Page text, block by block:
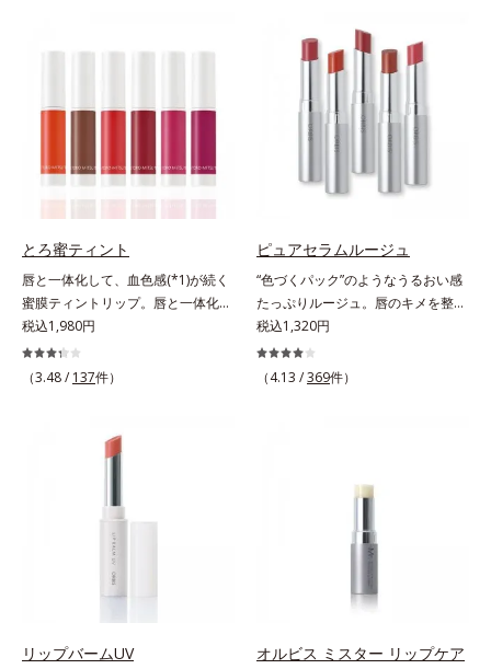
とろ蜜ティント
唇と一体化して、血色感(*1)が続く
蜜膜ティントリップ。唇と一体化し
て色落ちしにくいティント処方とう
るおいを両立した、ティントリップ
です。色が長時間唇に密着するオイ
みずしい発色が続きます。また色素
による唇の乾燥を防ぐため、一部の
施し、さらに3種のうるおい・保護
成分(*5)も配合。しっとり感をキー
プし、ぷるんとした唇に。さっとひ
と塗りするだけで、くすみやすい大
人の肌に血色感を与え、唇を自然に
美しく彩る色設計です。*1 メイク
効果による*2 水添ポリイソブテン
税込1,980円
（3.48 / 137件）
ピュアセラムルージュ
“色づくパック”のようなうるおい感
たっぷりルージュ。唇のキメを整え
リップの土台をつくり鮮やかな発色
を叶えます。唇にたっぷりうるおい
を与えながら鮮やかに色づく、スキ
解決(*1)する「リップトリートメン
均一な質感に整った唇にのせること
でより美しく色づく「クリアカラー
み物の水分を取り込んでリップの密
(*4）」で、マスクに色移りもしに
税込1,320円
（4.13 /369件）
リップバームUV
オルビス ミスター リップケア